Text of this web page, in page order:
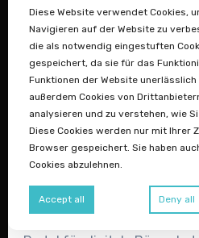
oder als europäisches
Bürgerbeteiligung – diese
gemacht
für ambitionierte E-
Civic-Tech-Projekte.
EU- oder bundesweite
White-Label-Lösung für
Gemeinden in mehreren
Diese Website verwendet Cookies,
Navigieren auf der Website zu
die als notwendig eingestuften
gespeichert, da sie für das
Funktionen der Website
außerdem Cookies von
analysieren und zu verstehen, wie
Diese Cookies werden nur mit Ihrer
Browser gespeichert. Sie haben
Cookies abzulehnen.
Accept all Deny all